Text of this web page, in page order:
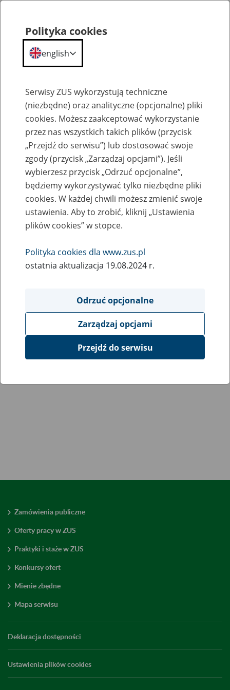
Kalendarium
Zamówienia publiczne
Oferty pracy w ZUS
Praktyki i staże w ZUS
Konkursy ofert
Mienie zbędne
Mapa serwisu
Deklaracja dostępności
Ustawienia plików cookies
Polityka cookies
english
Serwisy ZUS wykorzystują techniczne
(niezbędne) oraz analityczne (opcjonalne) pliki
cookies. Możesz zaakceptować wykorzystanie
przez nas wszystkich takich plików (przycisk
„Przejdź do serwisu”) lub dostosować swoje
zgody (przycisk „Zarządzaj opcjami”). Jeśli
wybierzesz przycisk „Odrzuć opcjonalne”,
będziemy wykorzystywać tylko niezbędne pliki
cookies. W każdej chwili możesz zmienić swoje
ustawienia. Aby to zrobić, kliknij „Ustawienia
plików cookies” w stopce.
Polityka cookies dla www.zus.pl
ostatnia aktualizacja 19.08.2024 r.
Odrzuć opcjonalne
Zarządzaj opcjami
Przejdź do serwisu